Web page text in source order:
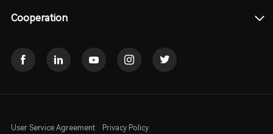
Cooperation
User Service Agreement Privacy Policy